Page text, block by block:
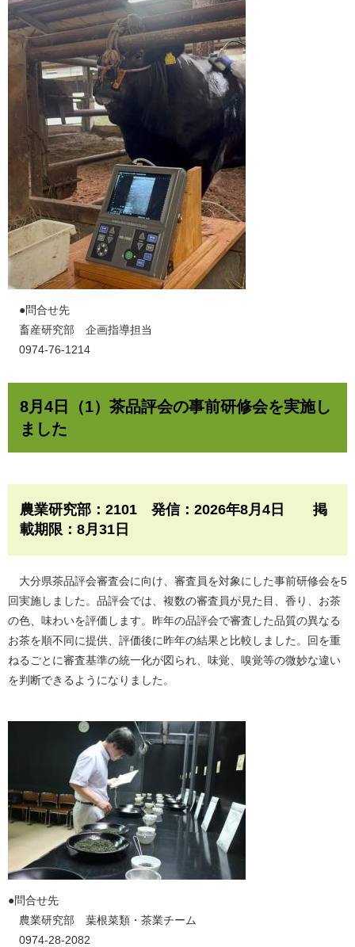
​●問合せ先
畜産研究部 企画指導担当
0974-76-1214
8月4日（1）茶品評会の事前研修会を実施し
ました
農業研究部：2101 発信：2026年8月4日 掲
載期限：8月31日​
大分県茶品評会審査会に向け、審査員を対象にした事前研修会を5
回実施しました。品評会では、複数の審査員が見た目、香り、お茶
の色、味わいを評価します。昨年の品評会で審査した品質の異なる
お茶を順不同に提供、評価後に昨年の結果と比較しました。回を重
ねるごとに審査基準の統一化が図られ、味覚、嗅覚等の微妙な違い
を判断できるようになりました。
​●問合せ先
農業研究部 葉根菜類・茶業チーム
0974-28-2082